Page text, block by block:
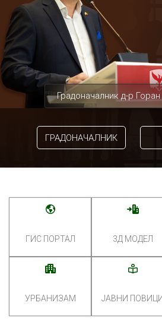
Градоначалник д-р
ГРАДОНАЧАЛНИК
ГИС ПОРТАЛ 3Д МОДЕЛ
УРБАНИЗАМ ЈАВНИ ПОВИЦИ